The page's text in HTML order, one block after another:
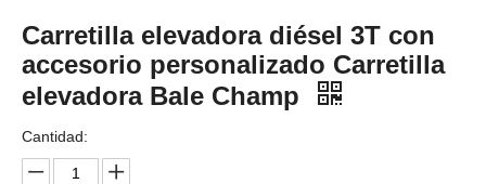
Carretilla elevadora diésel 3T con
accesorio personalizado Carretilla
elevadora Bale Champ
Cantidad: